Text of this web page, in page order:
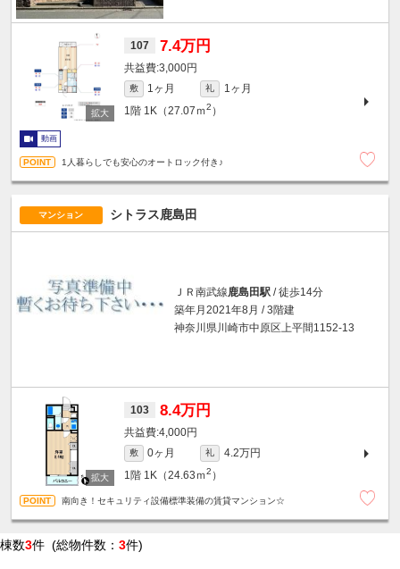
107 7.4万円
3,000円
敷 1ヶ月 礼
1ヶ月
1階 1K（27.07ｍ2 ）
動画
1人暮らしでも安心のオートロック付き♪
マンション シトラス鹿島田
ＪＲ南武線鹿島田駅 / 徒歩14分
築年月2021年8月 / 3階建
神奈川県川崎市中原区上平間1152-13
103 8.4万円
4,000円
敷 0ヶ月 礼
4.2万円
1階 1K（24.63ｍ2 ）
南向き！セキュリティ設備標準装備の賃貸マンション☆
棟数3件 (総物件数： 3件)